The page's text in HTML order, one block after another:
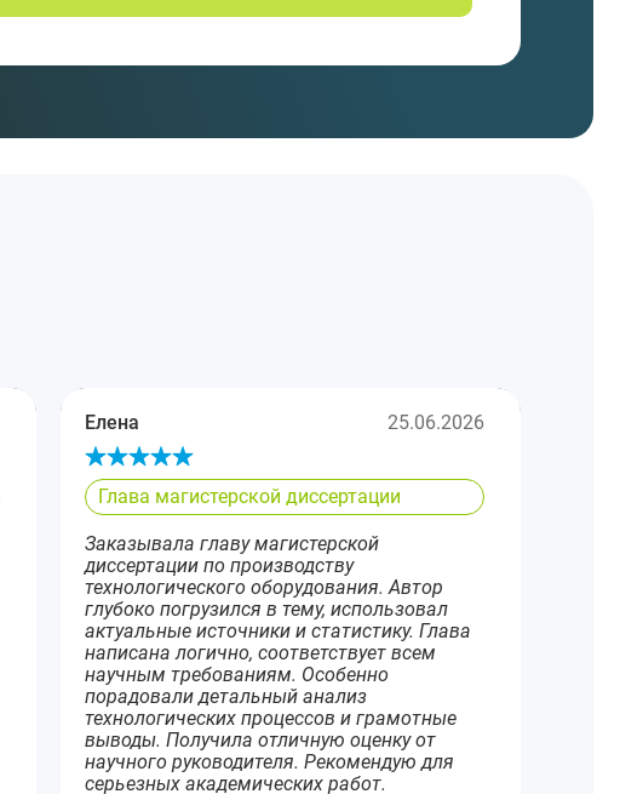
Елена 25.06.2026
Глава магистерской диссертации
Заказывала главу магистерской
диссертации по производству
технологического оборудования. Автор
глубоко погрузился в тему, использовал
актуальные источники и статистику. Глава
написана логично, соответствует всем
научным требованиям. Особенно
порадовали детальный анализ
технологических процессов и грамотные
выводы. Получила отличную оценку от
научного руководителя. Рекомендую для
серьезных академических работ.